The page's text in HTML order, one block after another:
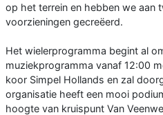
op het terrein en hebben we aan
voorzieningen gecreëerd.
Het wielerprogramma begint al
muziekprogramma vanaf 12:00
koor Simpel Hollands en zal
organisatie heeft een mooi
hoogte van kruispunt Van